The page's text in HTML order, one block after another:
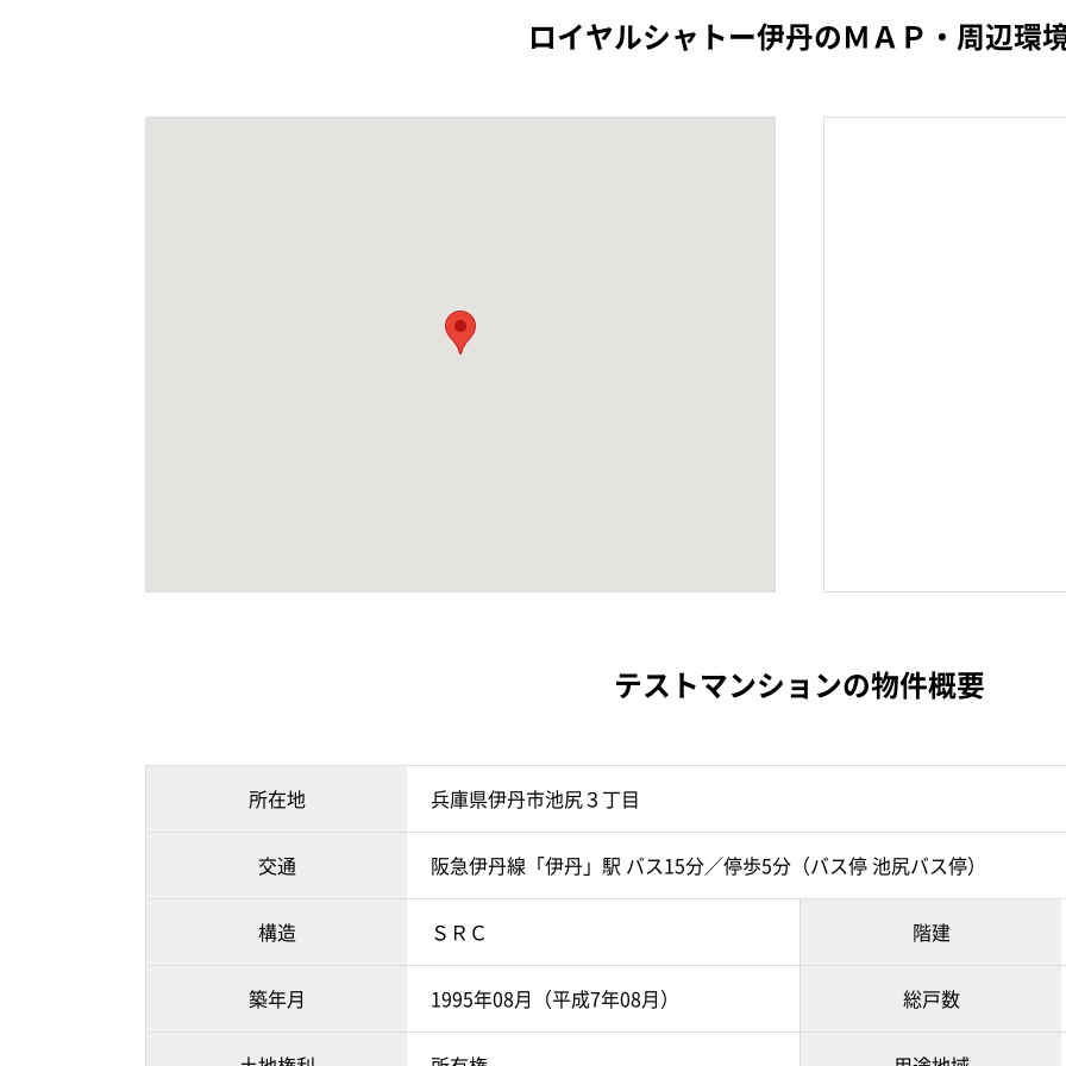
ロイヤルシャトー伊丹のＭＡＰ・周辺環
テストマンションの物件概要
所在地 兵庫県伊丹市池尻３丁目
交通 阪急伊丹線「伊丹」駅 バス15分／停歩5分（バス停 池尻バス停）
構造 ＳＲＣ 階建
築年月 1995年08月（平成7年08月） 総戸数